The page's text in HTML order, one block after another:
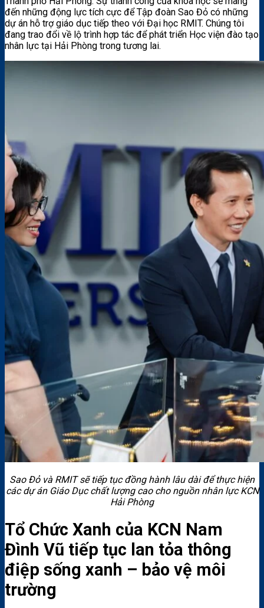
đến những động lực tích cực để Tập đoàn Sao Đỏ có những
dự án hỗ trợ giáo dục tiếp theo với Đại học RMIT. Chúng tôi
đang trao đổi về lộ trình hợp tác để phát triển Học viện đào tạo
nhân lực tại Hải Phòng trong tương lai.
Sao Đỏ và RMIT sẽ tiếp tục đồng hành lâu dài để thực hiện
các dự án Giáo Dục chất lượng cao cho nguồn nhân lực KCN
Hải Phòng
Tổ Chức Xanh của KCN Nam
Đình Vũ tiếp tục lan tỏa thông
điệp sống xanh – bảo vệ môi
trường